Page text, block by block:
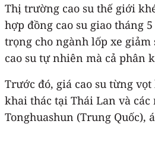
Thị trường cao su thế giới
hợp đồng cao su giao tháng
trọng cho ngành lốp xe
cao su tự nhiên mà cả phân
Trước đó, giá cao su từng
khai thác tại Thái Lan và
Tonghuashun (Trung